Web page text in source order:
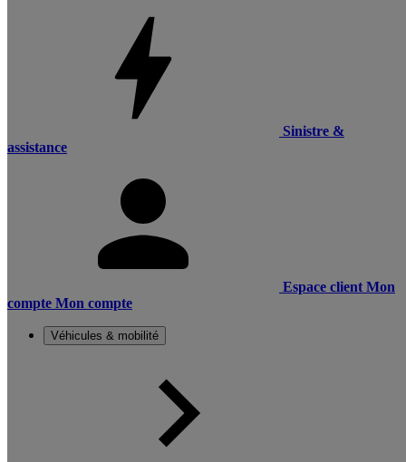
Sinistre &
assistance
Espace client Mon
compte Mon compte
Véhicules & mobilité